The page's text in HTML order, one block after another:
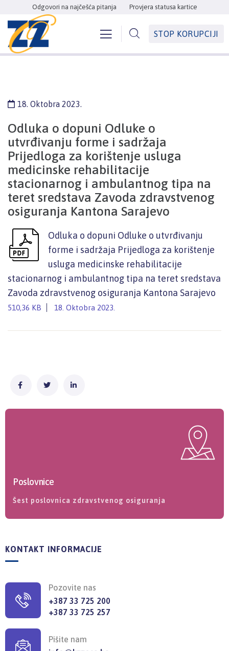
Odgovori na najčešća pitanja Provjera statusa kartice
STOP KORUPCIJI
18. Oktobra 2023.
Odluka o dopuni Odluke o
utvrđivanju forme i sadržaja
Prijedloga za korištenje usluga
medicinske rehabilitacije
stacionarnog i ambulantnog tipa na
teret sredstava Zavoda zdravstvenog
osiguranja Kantona Sarajevo
Odluka o dopuni Odluke o utvrđivanju
forme i sadržaja Prijedloga za korištenje
usluga medicinske rehabilitacije
stacionarnog i ambulantnog tipa na teret sredstava
Zavoda zdravstvenog osiguranja Kantona Sarajevo
510,36 KB 18. Oktobra 2023.
Poslovnice
Šest poslovnica zdravstvenog osiguranja
KONTAKT INFORMACIJE
Pozovite nas
+387 33 725 200
+387 33 725 257
Pišite nam